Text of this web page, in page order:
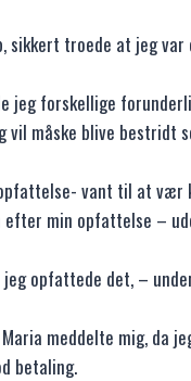
sikkert troede at jeg
jeg forskellige
måske blive bestridt
vant til at
efter min opfattelse –
jeg opfattede det, –
Maria meddelte mig,
betaling.